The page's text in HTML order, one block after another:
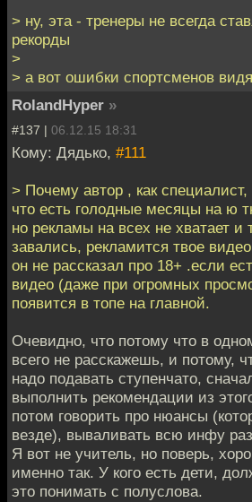
> ну, эта - тренеры не всегда
рекорды
>
> а вот ошибки спортсменов
RolandHyper »
#137 | 06.12.15 18:31
Кому: Дядько, #111
> Почему автор , как
что есть голодные месяцы на ю
но рекламы на всех не хватает и
завались, рекламится твое
он не рассказал про 18+ .если
видео (даже при огромных
появится в топе на главной.
Очевидно, что потому что в
всего не расскажешь, и потому,
надо подавать ступенчато,
выполнить рекомендации из
потом говорить про нюансы
везде), вываливать всю инфу
Я вот не учитель, но поверь,
именно так. У кого есть дети,
это понимать с полуслова.